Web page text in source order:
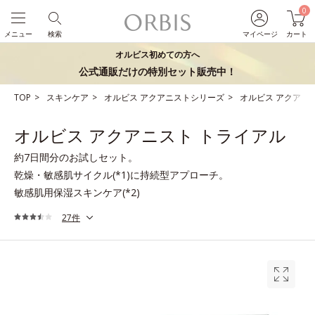
マイページ
0
カート
検索
メニュー
オルビス初めての方へ
公式通販だけの特別セット販売中！
TOP スキンケア オルビス アクアニストシリーズ オルビス アクアニ
オルビス アクアニスト トライアル
約7日間分のお試しセット。
乾燥・敏感肌サイクル(*1)に持続型アプローチ。
敏感肌用保湿スキンケア(*2)
27件